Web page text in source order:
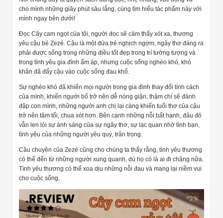
cho mình những giây phút sâu lắng, cùng tìm hiểu tác phẩm này với
mình ngay bên dưới!
Đọc Cây cam ngọt của tôi, người đọc sẽ cảm thấy xót xa, thương
yêu cậu bé Zezé. Cậu là một đứa trẻ nghịch ngợm, ngây thơ đáng ra
phải được sống trong những điều tốt đẹp trong trí tưởng tượng và
trong tình yêu gia đình ấm áp, nhưng cuộc sống nghèo khó, khó
khăn đã đẩy cậu vào cuộc sống đau khổ.
Sự nghèo khó đã khiến mọi người trong gia đình thay đổi tính cách
của mình, khiến người bố trở nên dễ nóng giận, thậm chí sẽ đánh
đập con mình, những người anh chị lại càng khiến tuổi thơ của cậu
trở nên tăm tối, chua xót hơn. Bên cạnh những nỗi bất hạnh, đâu đó
vẫn len lỏi sự ánh sáng của sự ngây thơ, sự lạc quan nhờ tình bạn,
tình yêu của những người yêu quý, trân trọng.
Câu chuyện của Zezé cũng cho chúng ta thấy rằng, tình yêu thương
có thể đến từ những người xung quanh, dù họ có là ai đi chăng nữa.
Tình yêu thương có thể xoa dịu những nỗi đau và mang lại niềm vui
cho cuộc sống.